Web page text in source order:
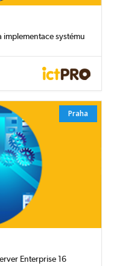
implementace systému
Praha
Enterprise 16